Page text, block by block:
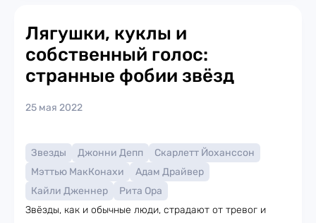
Лягушки, куклы и
собственный голос:
странные фобии звёзд
25 мая 2022
Звезды Джонни Депп
Скарлетт Йоханссон
Мэттью МакКонахи
Адам Драйвер
Кайли Дженнер
Рита Ора
Звёзды, как и обычные люди, страдают от тревог и